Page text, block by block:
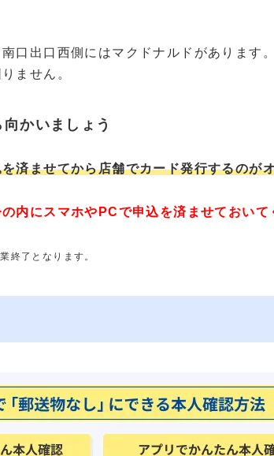
口出口西側にはマクドナルドがあります
ません。
かいましょう
済ませてから店舗でカード発行するのが
の内にスマホやPCで申込を済ませておいて
終了となります。